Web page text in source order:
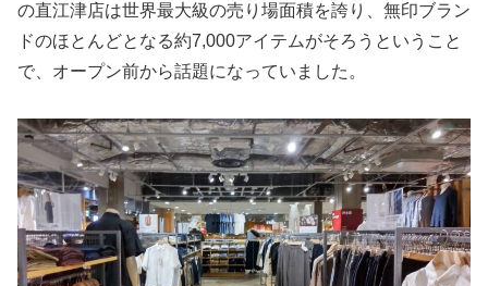
の直江津店は世界最大級の売り場面積を誇り、無印ブラン
ドのほとんどとなる約7,000アイテムがそろうということ
で、オープン前から話題になっていました。